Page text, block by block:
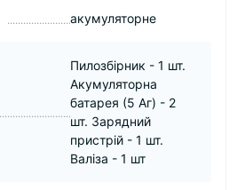
акумуляторне
Пилозбірник - 1 шт.
Акумуляторна
батарея (5 Аг) - 2
шт. Зарядний
пристрій - 1 шт.
Валіза - 1 шт